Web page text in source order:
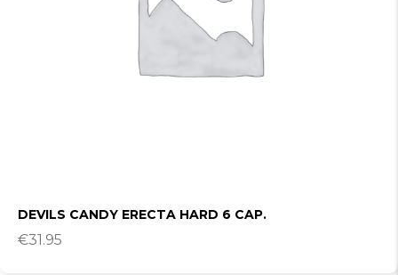
DEVILS CANDY ERECTA HARD 6 CAP.
€31.95